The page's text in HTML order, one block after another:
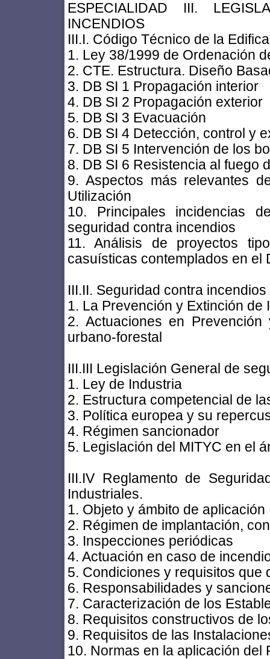
ESPECIALIDAD III.
INCENDIOS
III.I. Código Técnico de la
1. Ley 38/1999 de Ordenación
2. CTE. Estructura. Diseño
3. DB SI 1 Propagación interior
4. DB SI 2 Propagación exterior
5. DB SI 3 Evacuación
6. DB SI 4 Detección, control y
7. DB SI 5 Intervención de los
8. DB SI 6 Resistencia al fuego
9. Aspectos más relevantes
Utilización
10. Principales incidencias
seguridad contra incendios
11. Análisis de proyectos
casuísticas contemplados en el
III.II. Seguridad contra
1. La Prevención y Extinción
2. Actuaciones en
urbano-forestal
III.III Legislación General de
1. Ley de Industria
2. Estructura competencial de
3. Política europea y su
4. Régimen sancionador
5. Legislación del MITYC en el
III.IV Reglamento de
Industriales.
1. Objeto y ámbito de aplicación
2. Régimen de implantación,
3. Inspecciones periódicas
4. Actuación en caso de
5. Condiciones y requisitos que
6. Responsabilidades y
7. Caracterización de los
8. Requisitos constructivos de
9. Requisitos de las
10. Normas en la aplicación del